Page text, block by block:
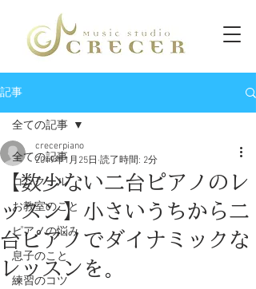
記事
全ての記事
コンクール
お教室のこと
ピアノの悩み
息子のこと
練習のコツ
全ての記事
【数少ない二台ピアノのレ
ッスン】小さいうちから二
台ピアノでダイナミックな
レッスンを。
crecerpiano
2019年1月25日 読了時間: 2分